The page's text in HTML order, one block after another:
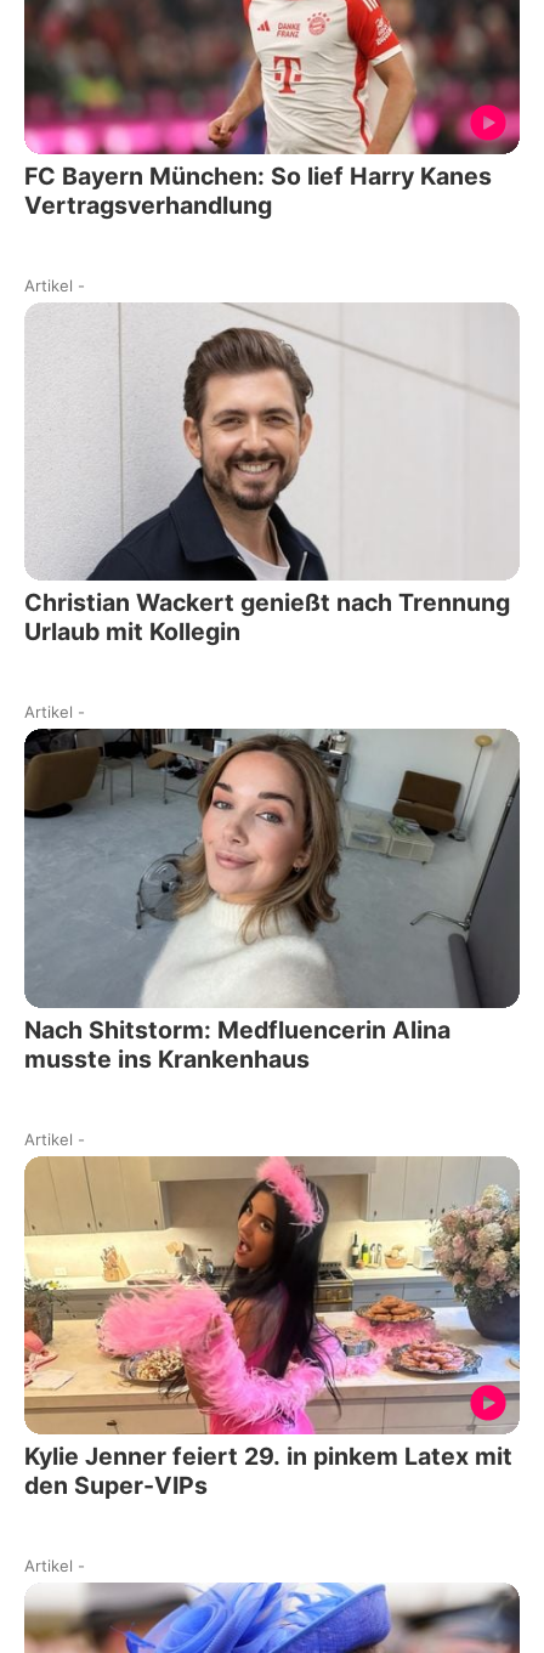
FC Bayern München: So lief Harry Kanes
Vertragsverhandlung
Artikel -
Christian Wackert genießt nach Trennung
Urlaub mit Kollegin
Artikel -
Nach Shitstorm: Medfluencerin Alina
musste ins Krankenhaus
Artikel -
Kylie Jenner feiert 29. in pinkem Latex mit
den Super-VIPs
Artikel -